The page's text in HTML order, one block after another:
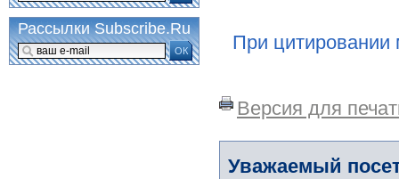
При цитировании
Версия для
Уважаемый
Рассылки Subscribe.Ru
ОК